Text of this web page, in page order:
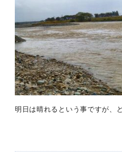
明日は晴れるという事ですが、